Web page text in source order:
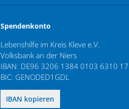
Spendenkonto
Lebenshilfe im Kreis Kleve e.V.
Volksbank an der Niers
IBAN: DE96 3206 1384 0103 6310 17
BIC: GENODED1GDL
DE96 3206 1384 0103 6310 17
IBAN kopieren